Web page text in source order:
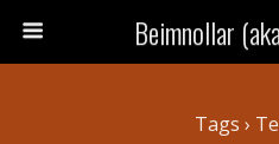
Beimnollar
Tags ›